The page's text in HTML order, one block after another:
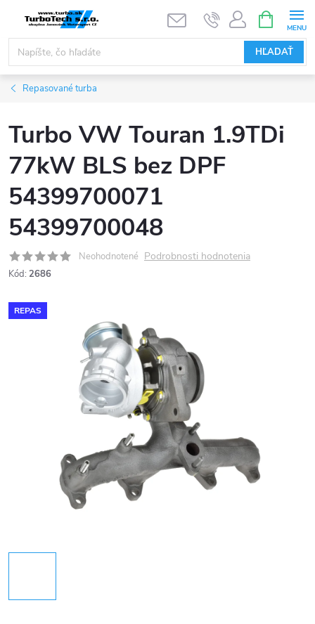
obsah
HĽADAŤ
KOŠÍK
Repasované turba
Turbo VW Touran 1.9TDi
77kW BLS bez DPF
54399700071
54399700048
Neohodnotené Podrobnosti hodnotenia
Kód: 2686
REPAS